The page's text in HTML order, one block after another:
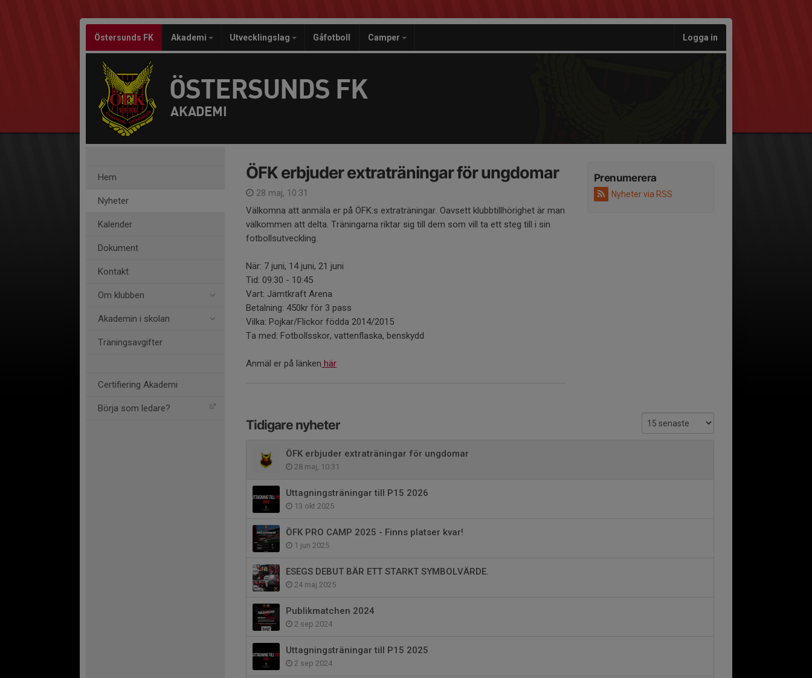
Östersunds FK Akademi Utvecklingslag Gåfotboll Camper Logga in
ÖSTERSUNDS FK
AKADEMI
Hem
Nyheter
Kalender
Dokument
Kontakt
Om klubben
Akademin i skolan
Träningsavgifter
Certifiering Akademi
Börja som ledare?
Prenumerera
Nyheter via RSS
ÖFK erbjuder extraträningar för ungdomar
28 maj, 10:31
Välkomna att anmäla er på ÖFK:s extraträningar. Oavsett klubbtillhörighet är man
välkommen att delta. Träningarna riktar sig till dem som vill ta ett steg till i sin
fotbollsutveckling.
När: 7 juni, 14 juni, 21 juni
Tid: 09:30 - 10:45
Vart: Jämtkraft Arena
Betalning: 450kr för 3 pass
Vilka: Pojkar/Flickor födda 2014/2015
Ta med: Fotbollsskor, vattenflaska, benskydd
Anmäl er på länken här
Tidigare nyheter
ÖFK erbjuder extraträningar för ungdomar
28 maj, 10:31
Uttagningsträningar till P15 2026
13 okt 2025
ÖFK PRO CAMP 2025 - Finns platser kvar!
1 jun 2025
ESEGS DEBUT BÄR ETT STARKT SYMBOLVÄRDE.
24 maj 2025
Publikmatchen 2024
2 sep 2024
Uttagningsträningar till P15 2025
2 sep 2024